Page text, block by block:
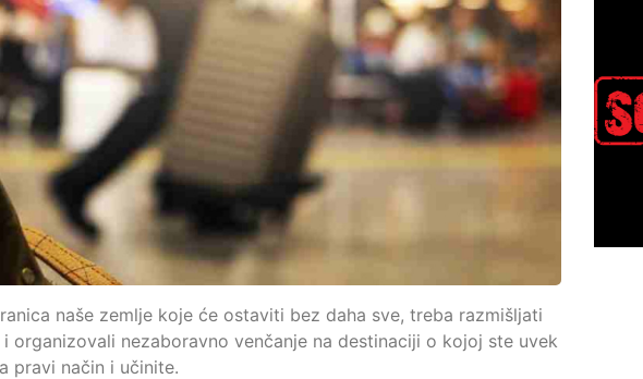
naše zemlje koje će ostaviti bez daha sve, treba razmišljati
nezaboravno venčanje na destinaciji o kojoj ste uvek
pravi način i učinite.